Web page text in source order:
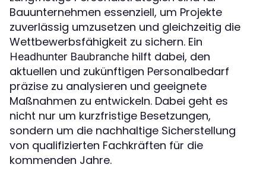
Bauunternehmen essenziell, um Projekte
zuverlässig umzusetzen und gleichzeitig die
Wettbewerbsfähigkeit zu sichern. Ein
Headhunter Baubranche hilft dabei, den
aktuellen und zukünftigen Personalbedarf
präzise zu analysieren und geeignete
Maßnahmen zu entwickeln. Dabei geht es
nicht nur um kurzfristige Besetzungen,
sondern um die nachhaltige Sicherstellung
von qualifizierten Fachkräften für die
kommenden Jahre.